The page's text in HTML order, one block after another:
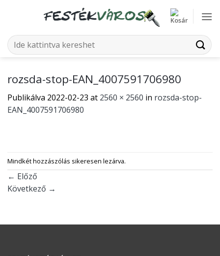
Keresés
a
rozsda-stop-EAN_4007591706980
Publikálva 2022-02-23 at 2560 × 2560 in rozsda-stop-
EAN_4007591706980
Mindkét hozzászólás sikeresen lezárva.
← Előző
Következő →